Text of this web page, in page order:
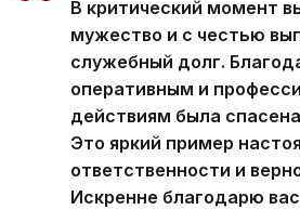
В критический момент
мужество и с честью
служебный долг.
оперативным и
действиям была
Это яркий пример
ответственности и
Искренне благодарю